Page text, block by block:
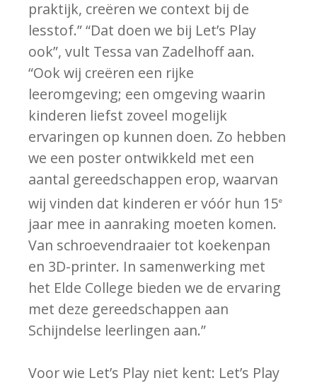
praktijk, creëren we context bij de
lesstof.” “Dat doen we bij Let’s Play
ook”, vult Tessa van Zadelhoff aan.
“Ook wij creëren een rijke
leeromgeving; een omgeving waarin
kinderen liefst zoveel mogelijk
ervaringen op kunnen doen. Zo hebben
we een poster ontwikkeld met een
aantal gereedschappen erop, waarvan
wij vinden dat kinderen er vóór hun 15e
jaar mee in aanraking moeten komen.
Van schroevendraaier tot koekenpan
en 3D-printer. In samenwerking met
het Elde College bieden we de ervaring
met deze gereedschappen aan
Schijndelse leerlingen aan.”
Voor wie Let’s Play niet kent: Let’s Play